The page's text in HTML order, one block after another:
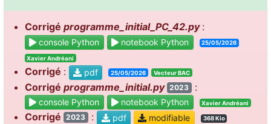
Corrigé programme_initial_PC_42.py :
console Python notebook Python 25/05/2026
Xavier Andréani
Corrigé : pdf 25/05/2026 Vecteur BAC
Corrigé programme_initial.py 2023 :
console Python notebook Python Xavier Andréani
Corrigé 2023 : pdf modifiable 368 Kio